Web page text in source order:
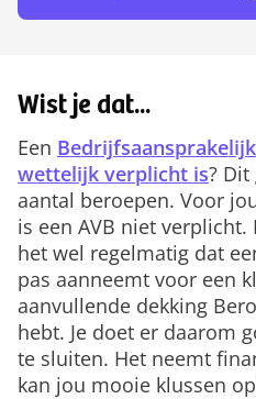
Wist je dat...
Een
wettelijk verplicht is?
aantal beroepen. Voor
is een AVB niet
het wel regelmatig dat
pas aanneemt voor een
aanvullende dekking
hebt. Je doet er daarom
te sluiten. Het neemt
kan jou mooie klussen